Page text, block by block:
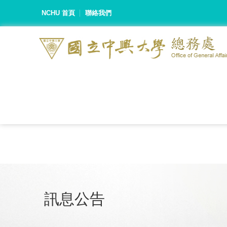
NCHU 首頁 聯絡我們
訊息公告